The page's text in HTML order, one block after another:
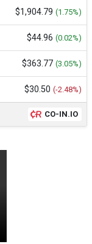
$1,904.79 (1.75%)
$44.96 (0.02%)
$363.77 (3.05%)
$30.50 (-2.48%)
CO-IN.IO